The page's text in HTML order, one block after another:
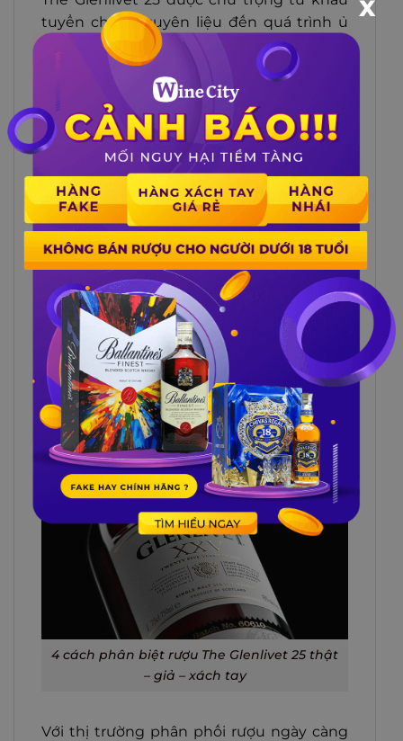
tuyển chọn nguyên liệu đến quá trình ủ
rượu trong những thùng gỗ sồi cao cấp
nhất, vinh dự giành được nhiều giải
thưởng uy tín thế giới như:
Năm 2016:Đạt giải vàng tại cuộc thi
World Whiskies Awards;
Năm 2015:Đạt giải vàng tại cuộc thi
International Wine & Spirits
Competition;
Đạt 95 trên tổng 100 điểmtừ Viện
kiểm tra chất lượng đồ uống – Anh;
Đạt 93 trên tổng 100 điểmtừ Hội
người yêu thích rượu Whisky.
4 CÁCH PHÂN BIỆT RƯỢU THE
GLENLIVET 25 THẬT – GIẢ – XÁCH
TAY
4 cách phân biệt rượu The Glenlivet 25 thật
– giả – xách tay
Với thị trường phân phối rượu ngày càng
X